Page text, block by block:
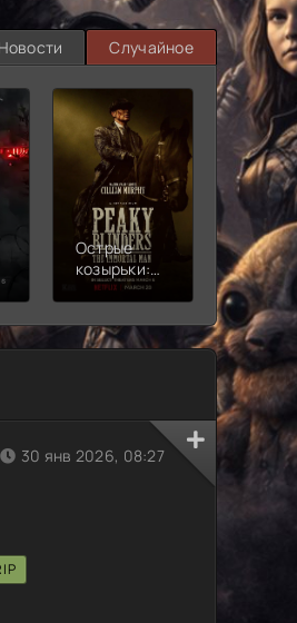
Новости Случайное
Острые
козырьки:
Бессмертный
7.187
2
30 янв 2026, 08:27